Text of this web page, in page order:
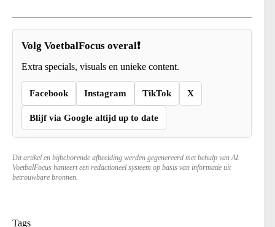
Volg VoetbalFocus overal❗
Extra specials, visuals en unieke content.
Facebook Instagram TikTok X
Blijf via Google altijd up to date
Dit artikel en bijbehorende afbeelding werden gegenereerd met behulp van AI.
VoetbalFocus hanteert een redactioneel systeem op basis van informatie uit
betrouwbare bronnen.
Tags